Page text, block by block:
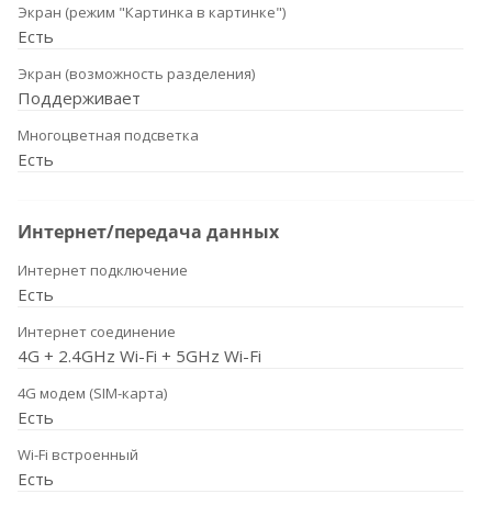
Экран (режим "Картинка в картинке")
Есть
Экран (возможность разделения)
Поддерживает
Многоцветная подсветка
Есть
Интернет/передача данных
Интернет подключение
Есть
Интернет соединение
4G + 2.4GHz Wi-Fi + 5GHz Wi-Fi
4G модем (SIM-карта)
Есть
Wi-Fi встроенный
Есть